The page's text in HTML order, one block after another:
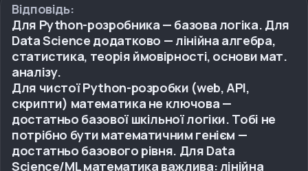
Відповідь:
Для Python-розробника — базова логіка. Для
Data Science додатково — лінійна алгебра,
статистика, теорія ймовірності, основи мат.
аналізу.
Для чистої Python-розробки (web, API,
скрипти) математика не ключова —
достатньо базової шкільної логіки. Тобі не
потрібно бути математичним генієм —
достатньо базового рівня. Для Data
Science/ML математика важлива: лінійна